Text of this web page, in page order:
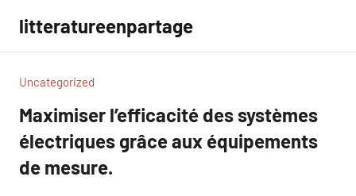
contenu
litteratureenpartage
Uncategorized
Maximiser l’efficacité des systèmes
électriques grâce aux équipements
de mesure.